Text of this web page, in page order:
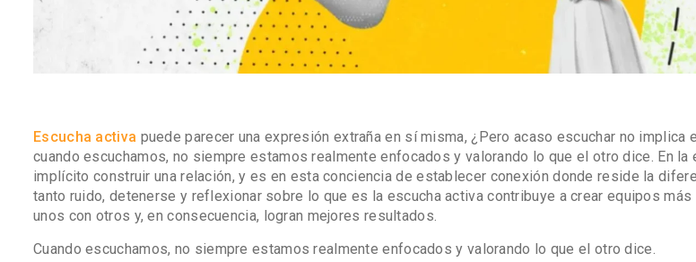
Escucha activa puede parecer una expresión extraña en sí misma, ¿Pero acaso escuchar no implica
cuando escuchamos, no siempre estamos realmente enfocados y valorando lo que el otro dice. En la
implícito construir una relación, y es en esta conciencia de establecer conexión donde reside la
tanto ruido, detenerse y reflexionar sobre lo que es la escucha activa contribuye a crear equipos más
unos con otros y, en consecuencia, logran mejores resultados.
Cuando escuchamos, no siempre estamos realmente enfocados y valorando lo que el otro dice.